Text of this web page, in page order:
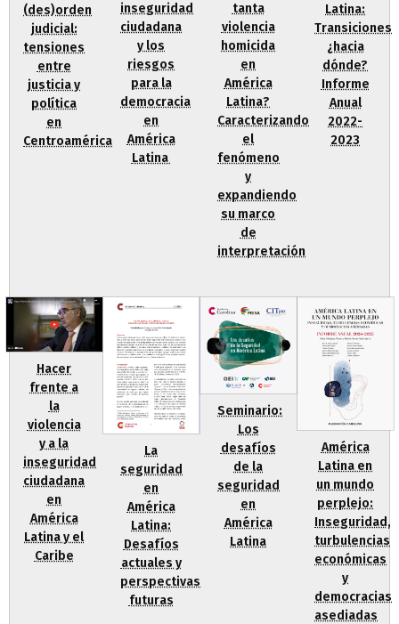
(des)orden
judicial:
tensiones
entre
justicia y
política
en
Centroamérica
inseguridad
ciudadana
y los
riesgos
para la
democracia
en
América
Latina
tanta
violencia
homicida
en
América
Latina?
Caracterizando
el
fenómeno
y
expandiendo
su marco
de
interpretación
Latina:
Transiciones
¿hacia
dónde?
Informe
Anual
2022-
2023
Hacer
frente a
la
violencia
y a la
inseguridad
ciudadana
en
América
Latina y el
Caribe
La
seguridad
en
América
Latina:
Desafíos
actuales y
perspectivas
futuras
Seminario:
Los
desafíos
de la
seguridad
en
América
Latina
América
Latina en
un mundo
perplejo:
Inseguridad,
turbulencias
económicas
y
democracias
asediadas